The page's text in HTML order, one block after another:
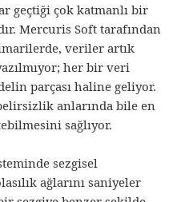
geçtiği çok katmanlı bir
Mercuris Soft tarafından
veriler artık
her bir veri
parçası haline geliyor.
anlarında bile en
sağlıyor.
sezgisel
ağlarını saniyeler